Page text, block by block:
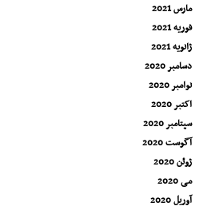
مارس 2021
فوریه 2021
ژانویه 2021
دسامبر 2020
نوامبر 2020
اکتبر 2020
سپتامبر 2020
آگوست 2020
ژوئن 2020
می 2020
آوریل 2020